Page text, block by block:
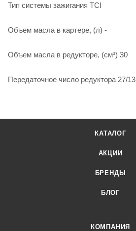
Тип системы зажигания TCI
Объем масла в картере, (л) -
Объем масла в редукторе, (см³) 30
Передаточное число редуктора 27/13
КАТАЛОГ
АКЦИИ
БРЕНДЫ
БЛОГ
КОМПАНИЯ